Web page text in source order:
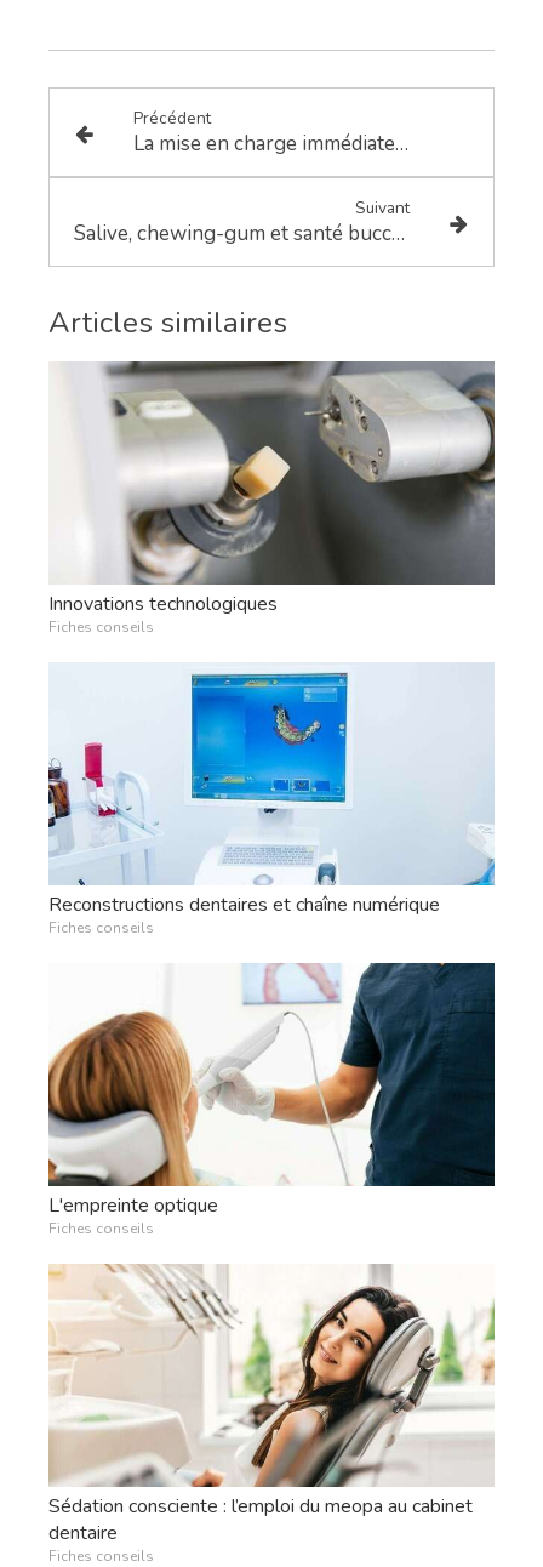
Précédent
La mise en charge immédiate d’une prothèse sur un implant (mci)
Suivant
Salive, chewing-gum et santé bucco-dentaire
Articles similaires
Innovations technologiques
Fiches conseils
Reconstructions dentaires et chaîne numérique
Fiches conseils
L'empreinte optique
Fiches conseils
Sédation consciente : l’emploi du meopa au cabinet
dentaire
Fiches conseils